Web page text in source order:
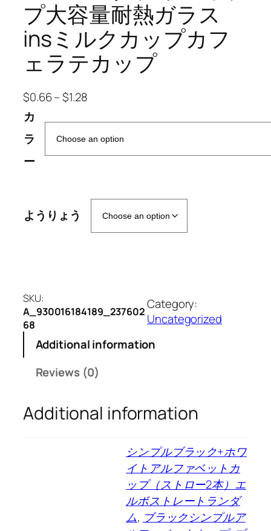
プ大容量耐熱ガラス
insミルクカップカフ
ェラテカップ
$0.66–$1.28
カ
ラ
ー
ようりょう
SKU:
A_930016184189_237602
68
Category:
Uncategorized
Additional information
Reviews (0)
Additional information
シンプルブラック+ホワ
イトアルファベットカ
ップ（ストロー2本）エ
ルボストレートランダ
ム, ブラックシンプルア